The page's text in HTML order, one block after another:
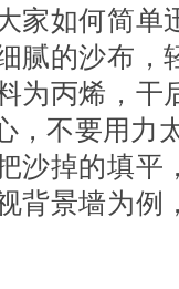
家如何简单
的沙布，
为丙烯，干
，不要用力
沙掉的填平
背景墙为例